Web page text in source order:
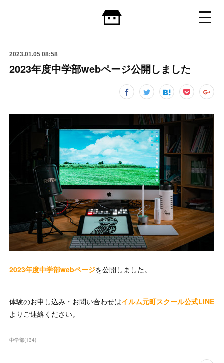
2023.01.05 08:58
2023年度中学部webページ公開しました
2023年度中学部webページを公開しました。
体験のお申し込み・お問い合わせはイルム元町スクール公式LINE
よりご連絡ください。
中学部(134)